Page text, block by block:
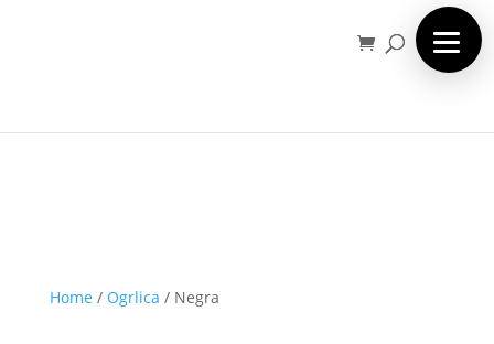
Home / Ogrlica / Negra